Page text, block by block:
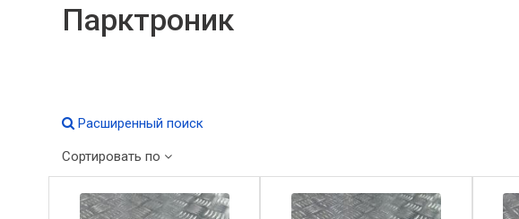
Парктроник
Расширенный поиск
Сортировать по